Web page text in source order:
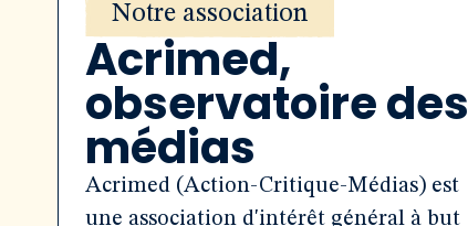
Notre association
Acrimed,
observatoire des
médias
Acrimed (Action-Critique-Médias) est
une association d'intérêt général à but